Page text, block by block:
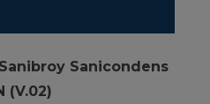
Sanicondens
(V.02)